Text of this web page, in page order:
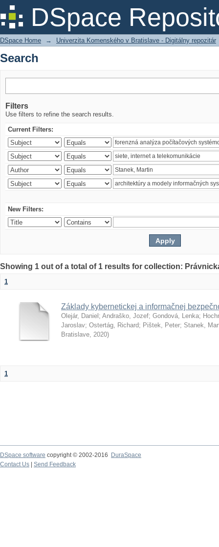
DSpace
Search
DSpace Home → Univerzita Komenského v Bratislave - Digitálny repozitár
Search
Filters
Use filters to refine the search results.
Current Filters:
New Filters:
Showing 1 out of a total of 1 results for collection:
1
Základy kybernetickej a informačnej
Olejár, Daniel ; Andraško, Jozef; Gondová, Lenka;
Jaroslav; Ostertág, Richard; Pištek, Peter; Stanek,
Bratislave, 2020)
1
DSpace software copyright © 2002-2016
DuraSpace
Contact Us
Send Feedback